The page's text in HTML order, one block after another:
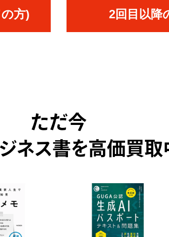
方) 2回目以降
ただ今
ネス書を高価買取